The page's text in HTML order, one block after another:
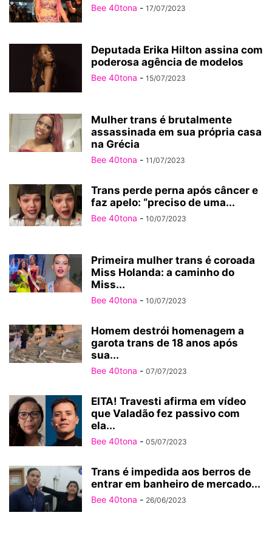
Bee 40tona - 17/07/2023
Deputada Erika Hilton assina com
poderosa agência de modelos
Bee 40tona - 15/07/2023
Mulher trans é brutalmente
assassinada em sua própria casa
na Grécia
Bee 40tona - 11/07/2023
Trans perde perna após câncer e
faz apelo: “preciso de uma...
Bee 40tona - 10/07/2023
Primeira mulher trans é coroada
Miss Holanda: a caminho do
Miss...
Bee 40tona - 10/07/2023
Homem destrói homenagem a
garota trans de 18 anos após
sua...
Bee 40tona - 07/07/2023
EITA! Travesti afirma em vídeo
que Valadão fez passivo com
ela...
Bee 40tona - 05/07/2023
Trans é impedida aos berros de
entrar em banheiro de mercado...
Bee 40tona - 26/06/2023